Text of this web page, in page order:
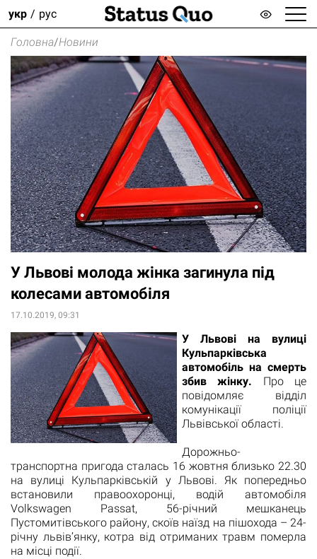
укр рус
Головна/Новини
У Львові молода жінка загинула під
колесами автомобіля
17.10.2019, 09:31
У Львові на вулиці
Кульпарківська
автомобіль на смерть
збив жінку. Про це
повідомляє відділ
комунікації поліції
Львівської області.
Дорожньо-
транспортна пригода сталась 16 жовтня близько 22.30
на вулиці Кульпарківській у Львові. Як попередньо
встановили правоохоронці, водій автомобіля
Volkswagen Passat, 56-річний мешканець
Пустомитівського району, скоїв наїзд на пішохода – 24-
річну львів’янку, котра від отриманих травм померла
на місці події.